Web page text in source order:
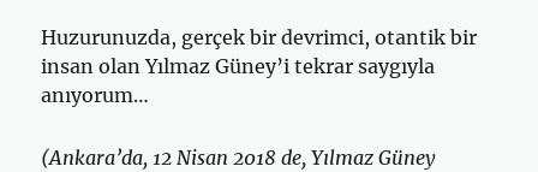
Huzurunuzda, gerçek bir devrimci, otantik bir
insan olan Yılmaz Güney’i tekrar saygıyla
anıyorum…
(Ankara’da, 12 Nisan 2018 de, Yılmaz Güney